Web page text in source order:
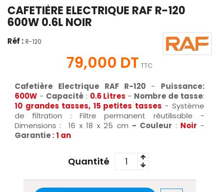
CAFETIÈRE ELECTRIQUE RAF R-120
600W 0.6L NOIR
Réf : R-120
79,000 DT TTC
Cafetière Electrique RAF R-120 - Puissance:
600W - Capacité: 0.6 Litres - Nombre de tasse:
10 grandes tasses, 15 petites tasses - Système
de filtration : Filtre permanent réutilisable -
Dimensions : 16 x 18 x 25 cm - Couleur : Noir -
Garantie :1 an
Quantité